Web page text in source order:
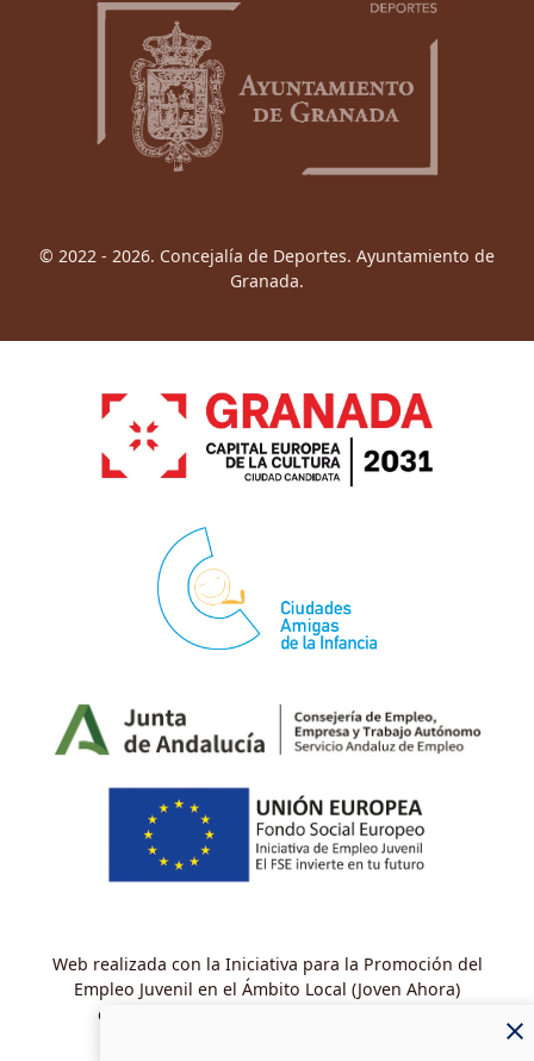
© 2022 - 2026. Concejalía de Deportes. Ayuntamiento de
Granada.
Web realizada con la Iniciativa para la Promoción del
Empleo Juvenil en el Ámbito Local (Joven Ahora)
cofinanciada por el Fondo Social Europeo